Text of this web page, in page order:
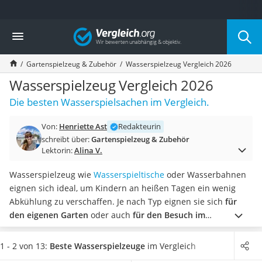
Die beliebtesten Vergleiche nach Kategorie
Freizeit & Sport
Gartentrampolin
Trampolin
Metalldetektor
Eufab-Fahrradträger
Trampolin 366 cm
Aluminium-Koffer
Futterboot
E-Bike-Dreirad
Trekkingschuhe Herren
Reisetasche mit Rollen
Klimmzugstation
Koffer
Nachtsichtgerät
Vergleich
Gartenspielzeug & Zubehör Wasserspielzeug Vergleich 2026
Wasserspielzeug Vergleich 2026
Die besten Wasserspielsachen im Vergleich.
Von: Henriette Ast
Redakteurin
schreibt über:Gartenspielzeug & Zubehör
Lektorin:Alina V.
Wasserspielzeug wie Wasserspieltische oder Wasserbahnen
eignen sich ideal, um Kindern an heißen Tagen ein wenig
Abkühlung zu verschaffen. Je nach Typ eignen sie sich für
den eigenen Garten oder auch für den Besuch im
Schwimmbad oder am Strand, wie Tests im Internet zeigen.
Wählen Sie jetzt ein Wasserspielzeug aus, daswenig wiegt
1 - 2 von 13: Beste Wasserspielzeuge im Vergleich